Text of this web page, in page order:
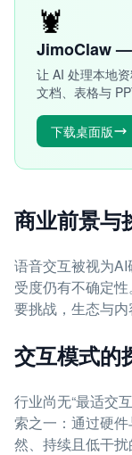
🦞
JimoClaw —
让 AI 处理本地
文档、表格与
下载桌面版
商业前景与
语音交互被视为
受度仍有不确定
要挑战，生态与内
交互模式的
行业尚无“最适交
索之一：通过硬
然、持续且低干扰